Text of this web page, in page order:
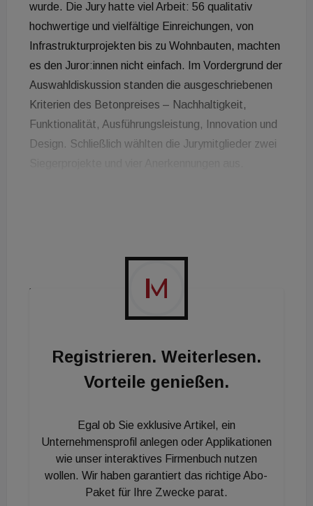
wurde. Die Jury hatte viel Arbeit: 56 qualitativ
hochwertige und vielfältige Einreichungen, von
Infrastrukturprojekten bis zu Wohnbauten, machten
es den Juror:innen nicht einfach. Im Vordergrund der
Auswahldiskussion standen die ausgeschriebenen
Kriterien des Betonpreises – Nachhaltigkeit,
Funktionalität, Ausführungsleistung, Innovation und
Design. Schließlich wählten die Jurymitglieder zwei
Generalsanierung des Rathauses Prinzersdorf mit
Dorsch-Gasse 17 in Wien-Penzing, werden alle
sozialen und ökologischen Kriterien perfekt erfüllt:
Einerseits gelang hier die soziale Durchmischung
Clusterwohnungen, andererseits verfügt die Anlage
über großartige Höfe, ein klimafittes,
ausgeklügeltes System der Energieversorgung mit
Erdwärme und Bauteilaktivierung samt
Registrieren. Weiterlesen.
Vorteile genießen.
Egal ob Sie exklusive Artikel, ein
Unternehmensprofil anlegen oder Applikationen
wie unser interaktives Firmenbuch nutzen
wollen. Wir haben garantiert das richtige Abo-
Paket für Ihre Zwecke parat.